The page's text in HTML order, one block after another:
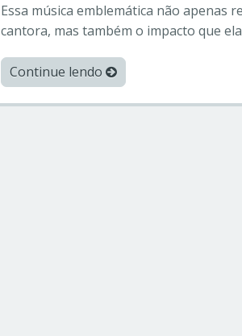
Essa música emblemática não apenas
cantora, mas também o impacto que
Continue lendo